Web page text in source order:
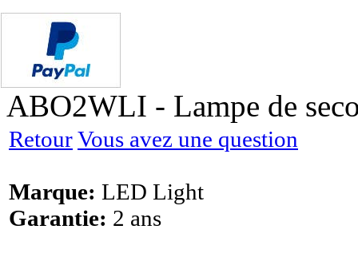
ABO2WLI - Lampe de
RetourVous avez une question
Marque: LED Light
Garantie: 2 ans